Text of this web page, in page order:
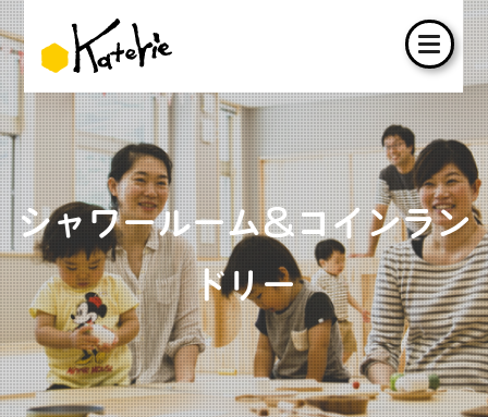
シャワールーム＆コインラン
ドリー